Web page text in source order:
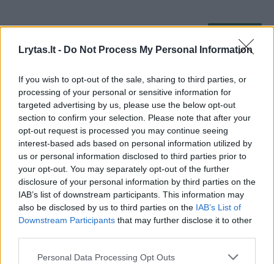
Lrytas.lt - Do Not Process My Personal Information
If you wish to opt-out of the sale, sharing to third parties, or
processing of your personal or sensitive information for
targeted advertising by us, please use the below opt-out
section to confirm your selection. Please note that after your
opt-out request is processed you may continue seeing
interest-based ads based on personal information utilized by
us or personal information disclosed to third parties prior to
your opt-out. You may separately opt-out of the further
disclosure of your personal information by third parties on the
IAB’s list of downstream participants. This information may
also be disclosed by us to third parties on the IAB’s List of
Downstream Participants that may further disclose it to other
Personal Data Processing Opt Outs
apgynė čempionų vardą
Visi įrašai
Žiūrimiausi įrašai
00:00:30
Vaizdai iš tragiškos avarijos Vilniaus r.: dviejų moterų ir
vaiko gyvybių išgelbėti nepavyko